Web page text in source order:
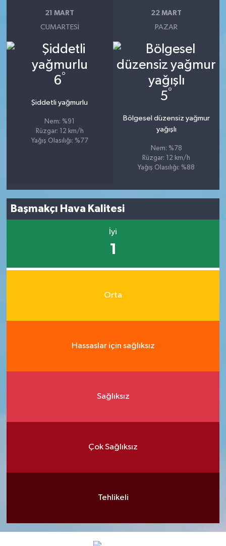
21 MART
CUMARTESI
6°
Şiddetli yağmurlu
Nem: %91
Rüzgar: 12 km/h
Yağış Olasılığı: %77
22 MART
PAZAR
5°
Bölgesel düzensiz yağmur
yağışlı
Nem: %78
Rüzgar: 12 km/h
Yağış Olasılığı: %88
Başmakçı Hava Kalitesi
İyi
1
Orta
Hassaslar için sağlıksız
Sağlıksız
Çok Sağlıksız
Tehlikeli